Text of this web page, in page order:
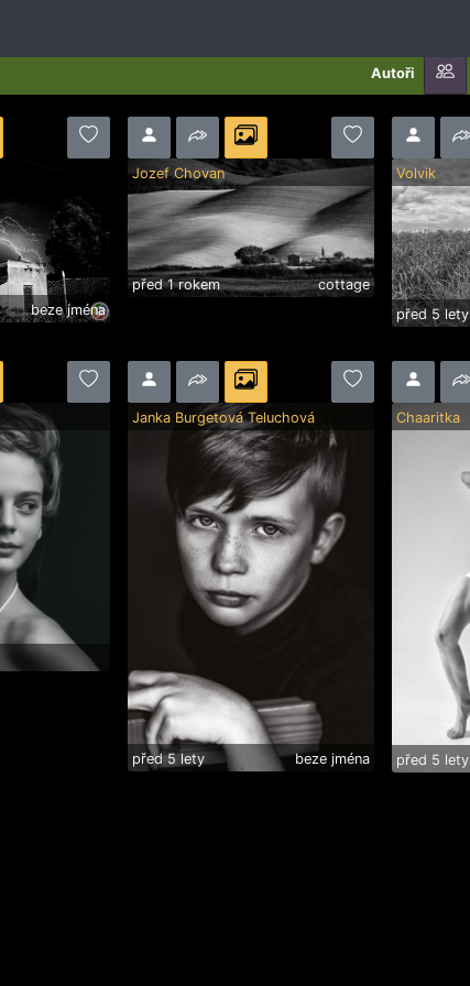
Autoři
beze jména
Jozef Chovan
před 1 rokem cottage
Volvik
před 5 lety
Janka Burgetová Teluchová
před 5 lety beze jména
Chaaritka
před 5 lety